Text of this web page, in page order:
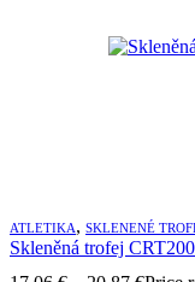
ATLETIKA, SKLENENÉ
Skleněná trofej